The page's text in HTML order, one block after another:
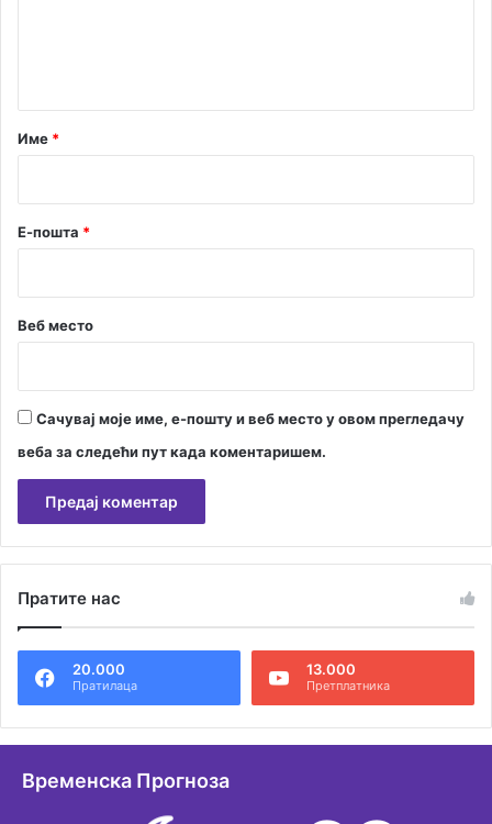
р
Име *
Е-пошта *
Веб место
Сачувај моје име, е-пошту и веб место у овом прегледачу
веба за следећи пут када коментаришем.
т
н
т
Пратите нас
20.000
Пратилаца
13.000
Претплатника
Временска Прогноза